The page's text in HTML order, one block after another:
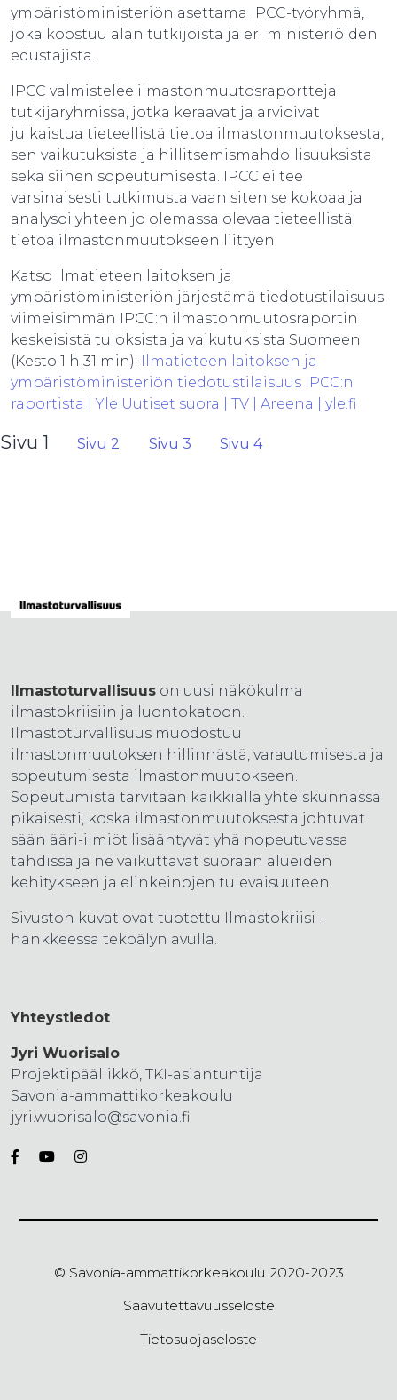
ympäristöministeriön asettama IPCC-työryhmä,
joka koostuu alan tutkijoista ja eri ministeriöiden
edustajista.
IPCC valmistelee ilmastonmuutosraportteja
tutkijaryhmissä, jotka keräävät ja arvioivat
julkaistua tieteellistä tietoa ilmastonmuutoksesta,
sen vaikutuksista ja hillitsemismahdollisuuksista
sekä siihen sopeutumisesta. IPCC ei tee
varsinaisesti tutkimusta vaan siten se kokoaa ja
analysoi yhteen jo olemassa olevaa tieteellistä
tietoa ilmastonmuutokseen liittyen.
Katso Ilmatieteen laitoksen ja
ympäristöministeriön järjestämä tiedotustilaisuus
viimeisimmän IPCC:n ilmastonmuutosraportin
keskeisistä tuloksista ja vaikutuksista Suomeen
(Kesto 1 h 31 min):
Ilmatieteen laitoksen ja
ympäristöministeriön tiedotustilaisuus IPCC:n
raportista | Yle Uutiset suora | TV | Areena | yle.fi
Sivu 1 Sivu 2 Sivu 3 Sivu 4
Ilmastoturvallisuus on uusi näkökulma
ilmastokriisiin ja luontokatoon.
Ilmastoturvallisuus muodostuu
ilmastonmuutoksen hillinnästä, varautumisesta ja
sopeutumisesta ilmastonmuutokseen.
Sopeutumista tarvitaan kaikkialla yhteiskunnassa
pikaisesti, koska ilmastonmuutoksesta johtuvat
sään ääri-ilmiöt lisääntyvät yhä nopeutuvassa
tahdissa ja ne vaikuttavat suoraan alueiden
kehitykseen ja elinkeinojen tulevaisuuteen.
Sivuston kuvat ovat tuotettu Ilmastokriisi -
hankkeessa tekoälyn avulla.
Yhteystiedot
Jyri Wuorisalo
Projektipäällikkö, TKI-asiantuntija
Savonia-ammattikorkeakoulu
jyri.wuorisalo@savonia.fi
© Savonia-ammattikorkeakoulu 2020-2023
Saavutettavuusseloste
Tietosuojaseloste